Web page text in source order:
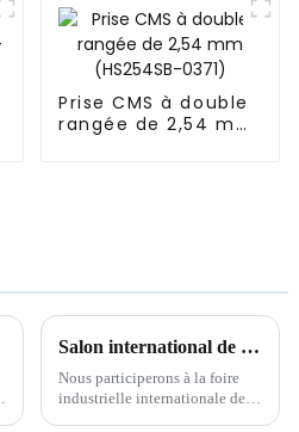
Prise CMS à double
rangée de 2,54 mm
Salon international de l'industrie de Chine du Sud
Nous participerons à la foire
industrielle internationale de